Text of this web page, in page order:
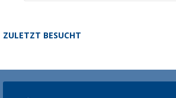
ZULETZT BESUCHT